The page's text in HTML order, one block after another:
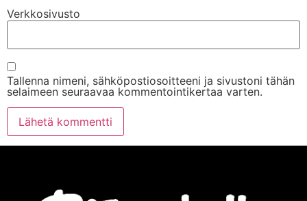
Verkkosivusto
Tallenna nimeni, sähköpostiosoitteeni ja sivustoni tähän
selaimeen seuraavaa kommentointikertaa varten.